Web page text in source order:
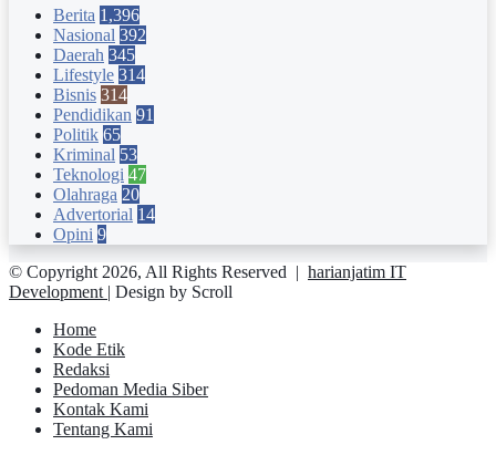
Berita 1,396
Nasional 392
Daerah 345
Lifestyle 314
Bisnis 314
Pendidikan 91
Politik 65
Kriminal 53
Teknologi 47
Olahraga 20
Advertorial 14
Opini 9
© Copyright 2026, All Rights Reserved | harianjatim IT
Development | Design by Scroll
Home
Kode Etik
Redaksi
Pedoman Media Siber
Kontak Kami
Tentang Kami